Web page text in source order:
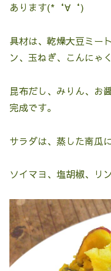
あります(*‘∀‘)
具材は、乾燥大豆ミー
ン、玉ねぎ、こんにゃく
昆布だし、みりん、お
完成です。
サラダは、蒸した南瓜
ソイマヨ、塩胡椒、リ